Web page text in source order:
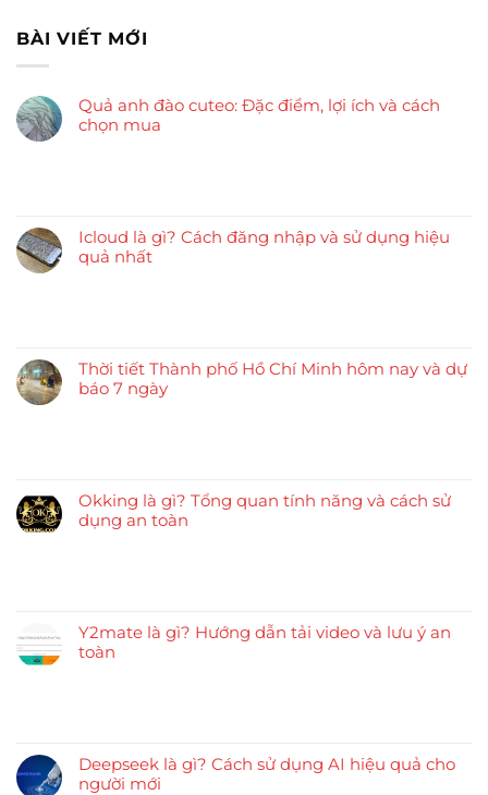
BÀI VIẾT MỚI
Quả anh đào cuteo: Đặc điểm, lợi ích và cách
chọn mua
Icloud là gì? Cách đăng nhập và sử dụng hiệu
quả nhất
Thời tiết Thành phố Hồ Chí Minh hôm nay và dự
báo 7 ngày
Okking là gì? Tổng quan tính năng và cách sử
dụng an toàn
Y2mate là gì? Hướng dẫn tải video và lưu ý an
toàn
Deepseek là gì? Cách sử dụng AI hiệu quả cho
người mới